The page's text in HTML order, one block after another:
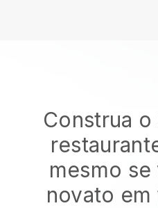
Construa
mesmo
novato